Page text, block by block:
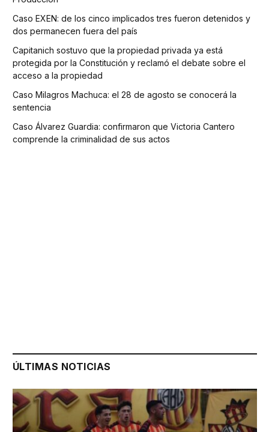
Caso EXEN: de los cinco implicados tres fueron detenidos y
dos permanecen fuera del país
Capitanich sostuvo que la propiedad privada ya está
protegida por la Constitución y reclamó el debate sobre el
acceso a la propiedad
Caso Milagros Machuca: el 28 de agosto se conocerá la
sentencia
Caso Álvarez Guardia: confirmaron que Victoria Cantero
comprende la criminalidad de sus actos
ÚLTIMAS NOTICIAS